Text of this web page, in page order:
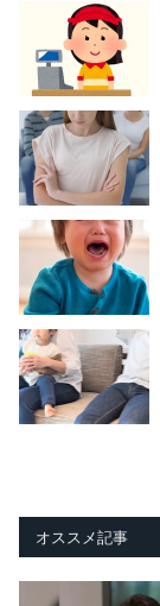
オススメ記事